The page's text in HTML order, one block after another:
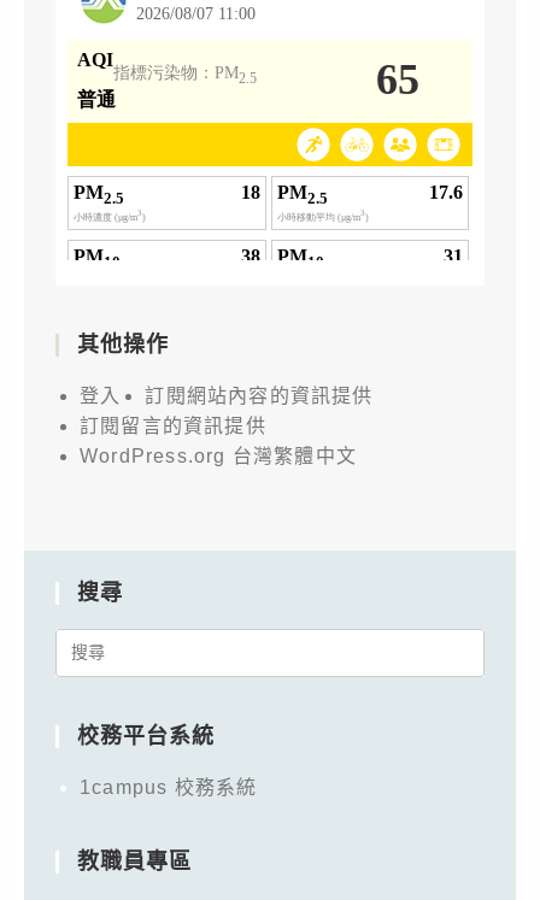
其他操作
登入
訂閱網站內容的資訊提供
訂閱留言的資訊提供
WordPress.org 台灣繁體中文
搜尋
Search
校務平台系統
1campus 校務系統
教職員專區